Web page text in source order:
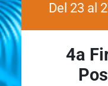
Del 23 al
4a